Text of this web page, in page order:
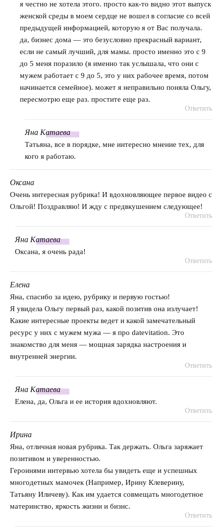
я честно не хотела этого. просто как-то видно этот выпуск
женской среды в моем сердце не вошел в согласие со всей
предыдущей информацией, которую я от Вас получала.
да, бизнес дома — это безусловно прекрасный вариант,
если не самый лучший, для мамы. просто именно это с 9
до 5 меня поразило (я именно так услышала, что они с
мужем работает с 9 до 5, это у них рабочее время, потом
начинается семейное). может я неправильно поняла Ольгу,
пересмотрю еще раз. простите еще раз.
Ответить
Яна Катаева
говорит:
Татьяна, все в порядке, мне интересно мнение тех, для
кого я работаю.
Оксана
говорит:
Очень интересная рубрика! И вдохновляющее первое видео с
Ольгой! Поздравляю! И жду с предвкушением следующее!
Ответить
Яна Катаева
говорит:
Оксана, я очень рада!
Ответить
Елена
говорит:
Яна, спасибо за идею, рубрику и первую гостью!
Я увидела Ольгу первый раз, какой позитив она излучает!
Какие интересные проекты ведет и какой замечательный
ресурс у них с мужем мужа — я про datevitation. Это
знакомство для меня — мощная зарядка настроения и
внутренней энергии.
Ответить
Яна Катаева
говорит:
Елена, да, Ольга и ее история вдохновляют.
Ответить
Ирина
говорит:
Яна, отличная новая рубрика. Так держать. Ольга заряжает
позитивом и уверенностью.
Героинями интервью хотела бы увидеть еще и успешных
многодетных мамочек (Например, Ирину Клеверину,
Татьяну Иличеву). Как им удается совмещать многодетное
материнство, яркость жизни и бизнс.
Ответить